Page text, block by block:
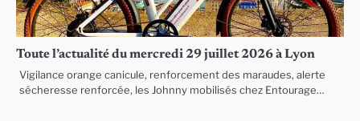
Toute l’actualité du mercredi 29 juillet 2026 à Lyon
Vigilance orange canicule, renforcement des maraudes, alerte
sécheresse renforcée, les Johnny mobilisés chez Entourage…